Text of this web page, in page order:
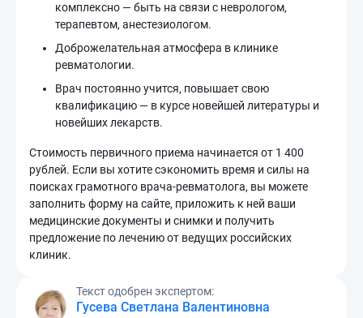
комплексно — быть на связи с неврологом,
терапевтом, анестезиологом.
Доброжелательная атмосфера в клинике
ревматологии.
Врач постоянно учится, повышает свою
квалификацию — в курсе новейшей литературы и
новейших лекарств.
Стоимость первичного приема начинается от 1 400
рублей. Если вы хотите сэкономить время и силы на
поисках грамотного врача-ревматолога, вы можете
заполнить форму на сайте, приложить к ней ваши
медицинские документы и снимки и получить
предложение по лечению от ведущих российских
клиник.
Текст одобрен экспертом:
Гусева Светлана Валентиновна